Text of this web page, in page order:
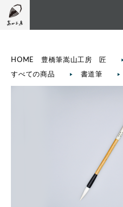
HOME 豊橋筆嵩山工房 匠
すべての商品 書道筆